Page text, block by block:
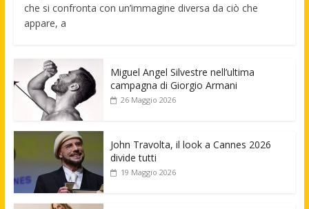
che si confronta con un’immagine diversa da ciò che
appare, a
Miguel Angel Silvestre nell’ultima
campagna di Giorgio Armani
26 Maggio 2026
John Travolta, il look a Cannes 2026
divide tutti
19 Maggio 2026